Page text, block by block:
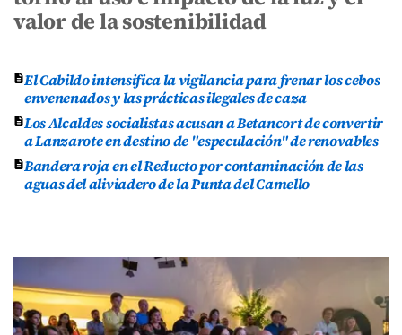
valor de la sostenibilidad
El Cabildo intensifica la vigilancia para frenar los cebos
envenenados y las prácticas ilegales de caza
Los Alcaldes socialistas acusan a Betancort de convertir
a Lanzarote en destino de "especulación" de renovables
Bandera roja en el Reducto por contaminación de las
aguas del aliviadero de la Punta del Camello